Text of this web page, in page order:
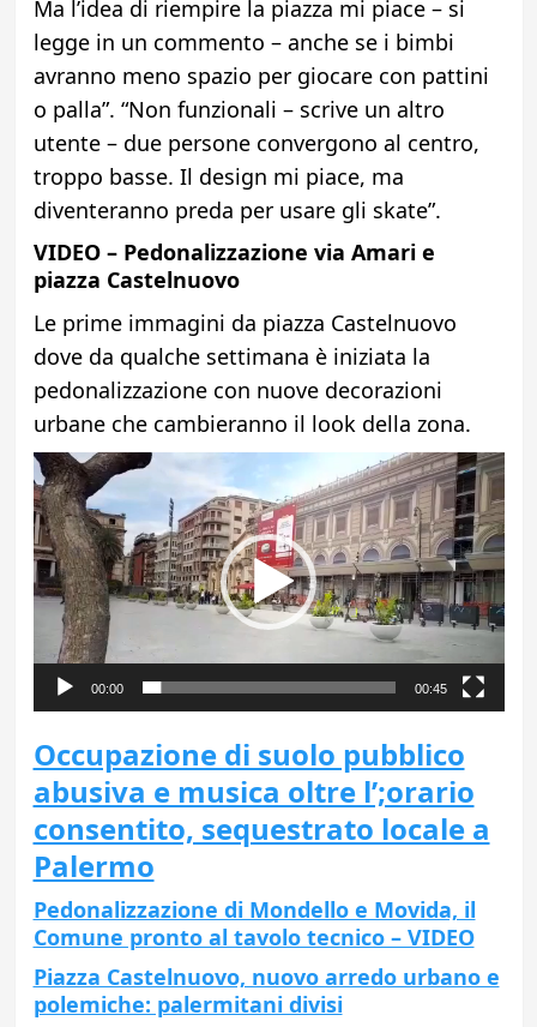
Ma l’idea di riempire la piazza mi piace – si
legge in un commento – anche se i bimbi
avranno meno spazio per giocare con pattini
o palla”. “Non funzionali – scrive un altro
utente – due persone convergono al centro,
troppo basse. Il design mi piace, ma
diventeranno preda per usare gli skate”.
VIDEO – Pedonalizzazione via Amari e
piazza Castelnuovo
Le prime immagini da piazza Castelnuovo
dove da qualche settimana è iniziata la
pedonalizzazione con nuove decorazioni
urbane che cambieranno il look della zona.
Video
Player
00:00 00:45
Occupazione di suolo pubblico
abusiva e musica oltre l’;orario
consentito, sequestrato locale a
Palermo
Pedonalizzazione di Mondello e Movida, il
Comune pronto al tavolo tecnico – VIDEO
Piazza Castelnuovo, nuovo arredo urbano e
polemiche: palermitani divisi